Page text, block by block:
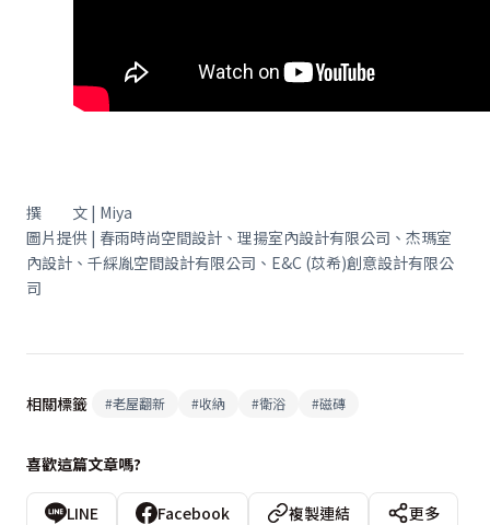
撰 文 | Miya
圖片提供 | 春雨時尚空間設計、理揚室內設計有限公司、杰瑪室
內設計、千綵胤空間設計有限公司、E&C (苡希)創意設計有限公
司
相關標籤 #老屋翻新 #收納 #衛浴 #磁磚
喜歡這篇文章嗎?
LINE Facebook 複製連結
更多